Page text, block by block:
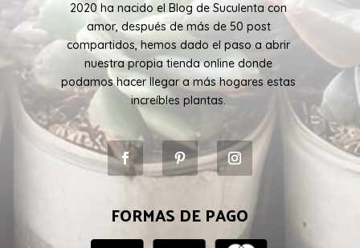
2020 ha nacido el Blog de Suculenta con
amor, después de más de 50 post
compartidos, hemos dado el paso a abrir
nuestra propia tienda online donde
podamos hacer llegar a más hogares estas
increíbles plantas.
FORMAS DE PAGO